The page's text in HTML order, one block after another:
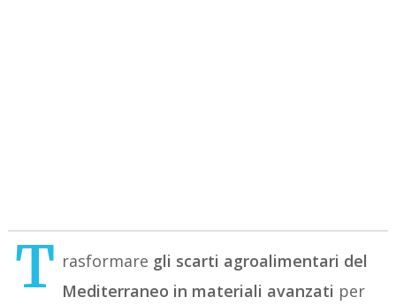
T rasformare gli scarti agroalimentari del
Mediterraneo in materiali avanzati per